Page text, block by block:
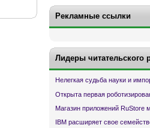
Рекламные ссылки
Лидеры читательского
Нелегкая судьба науки и
Открыта первая
Магазин приложений RuStore
IBM расширяет свое